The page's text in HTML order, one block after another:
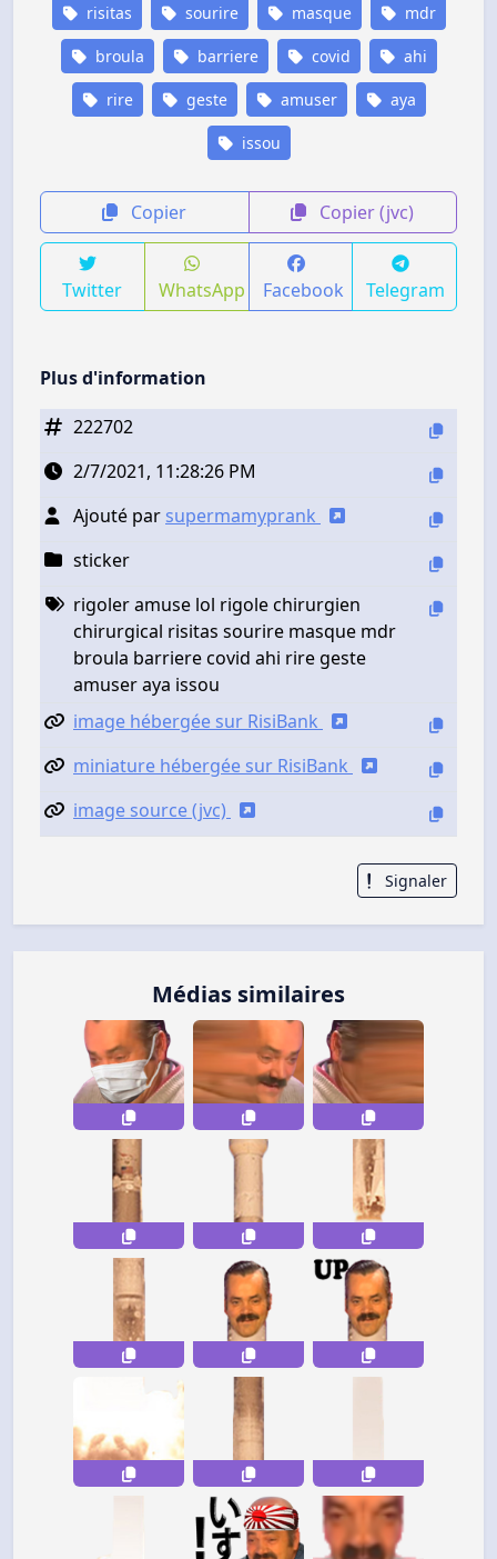
risitas sourire masque mdr
broula barriere covid ahi
rire geste amuser aya
issou
Copier Copier (jvc)
Twitter WhatsApp Facebook Telegram
Plus d'information
222702
2/7/2021, 11:28:26 PM
Ajouté par supermamyprank
sticker
rigoler amuse lol rigole chirurgien
chirurgical risitas sourire masque mdr
broula barriere covid ahi rire geste
amuser aya issou
image hébergée sur RisiBank
miniature hébergée sur RisiBank
image source (jvc)
Signaler
Médias similaires